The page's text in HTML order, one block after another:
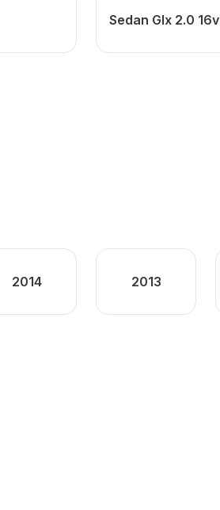
Sedan Glx 2.0 16v
2014 2013